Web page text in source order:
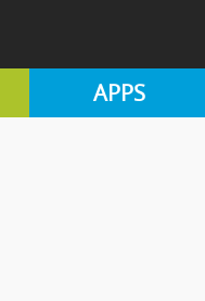
APPS